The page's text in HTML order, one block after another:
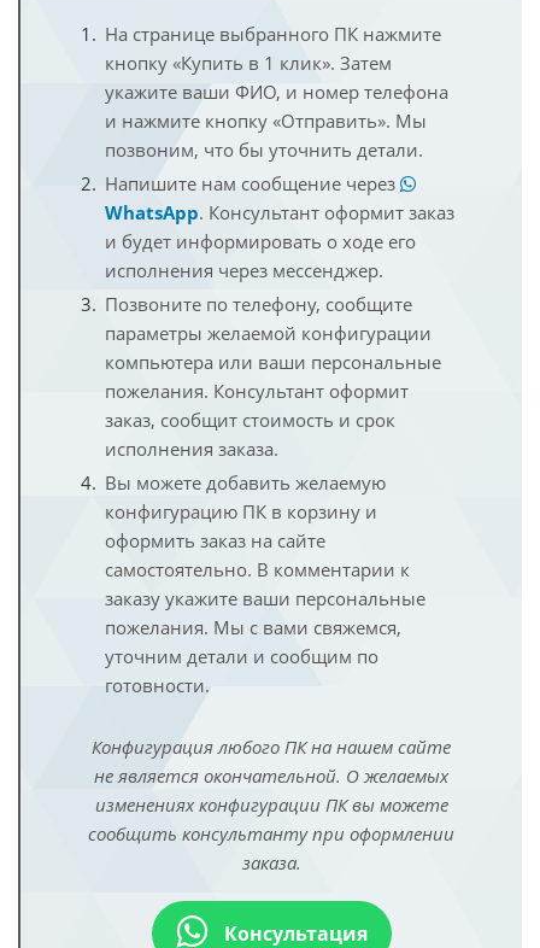
На странице выбранного ПК нажмите
кнопку «Купить в 1 клик». Затем
укажите ваши ФИО, и номер телефона
и нажмите кнопку «Отправить». Мы
позвоним, что бы уточнить детали.
Напишите нам сообщение через
WhatsApp. Консультант оформит заказ
и будет информировать о ходе его
исполнения через мессенджер.
Позвоните по телефону, сообщите
параметры желаемой конфигурации
компьютера или ваши персональные
пожелания. Консультант оформит
заказ, сообщит стоимость и срок
исполнения заказа.
Вы можете добавить желаемую
конфигурацию ПК в корзину и
оформить заказ на сайте
самостоятельно. В комментарии к
заказу укажите ваши персональные
пожелания. Мы с вами свяжемся,
уточним детали и сообщим по
готовности.
Конфигурация любого ПК на нашем сайте
не является окончательной. О желаемых
изменениях конфигурации ПК вы можете
сообщить консультанту при оформлении
заказа.
Консультация